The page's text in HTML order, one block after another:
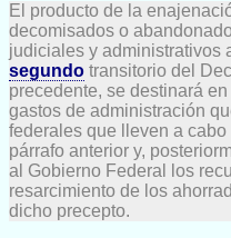
El producto de la
decomisados o
judiciales y administrativos
segundo transitorio del
precedente, se destinará
gastos de administración
federales que lleven a
párrafo anterior y,
al Gobierno Federal los
resarcimiento de los
dicho precepto.